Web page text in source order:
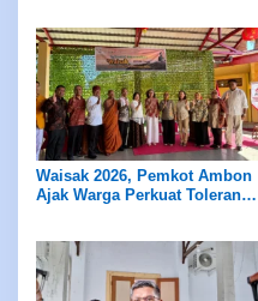
Waisak 2026, Pemkot Ambon
Ajak Warga Perkuat Toleransi